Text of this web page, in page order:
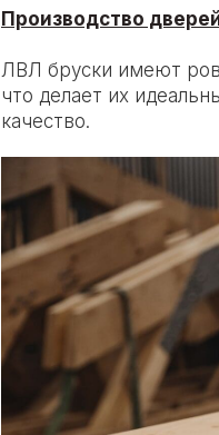
Производство
ЛВЛ бруски имеют
что делает их
качество.